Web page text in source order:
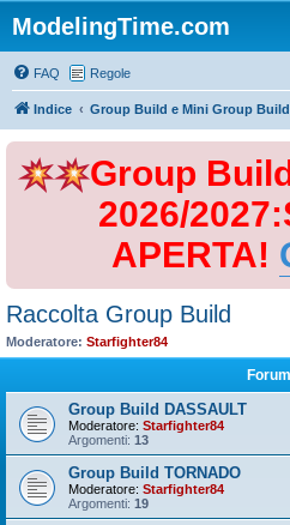
ModelingTime.com
FAQ Regole
Indice Group Build e Mini Group Build
Group
2026/
APERTA!
Raccolta Group Build
Moderatore: Starfighter84
Forum
Group Build DASSAULT
Moderatore: Starfighter84
Argomenti: 13
Group Build TORNADO
Moderatore: Starfighter84
Argomenti: 19